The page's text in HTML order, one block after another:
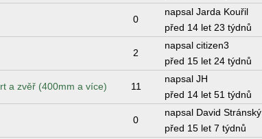
0
napsal Jarda Kouřil
před 14 let 23 týdnů
2
napsal citizen3
před 15 let 24 týdnů
a zvěř (400mm a více) 11
napsal JH
před 14 let 51 týdnů
0
napsal David Stránský
před 15 let 7 týdnů